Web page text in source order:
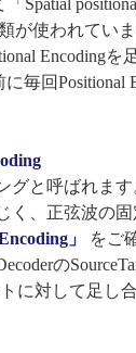
Spatial
類が使われてい
Encodingを
毎回Positional
グと呼ばれます
く、正弦波の固
」
をご
の
に対して足し